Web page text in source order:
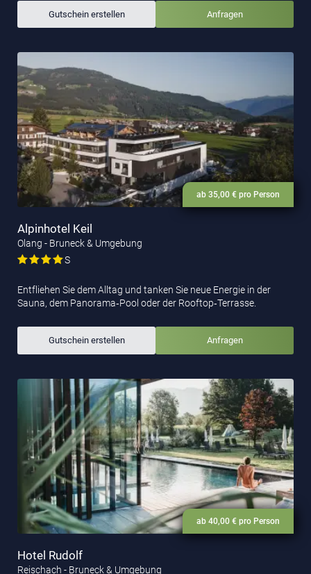
Gutschein erstellen Anfragen
ab 35,00 € pro Person
Alpinhotel Keil
Olang - Bruneck & Umgebung
S
Entfliehen Sie dem Alltag und tanken Sie neue Energie in der
Sauna, dem Panorama‑Pool oder der Rooftop‑Terrasse.
Gutschein erstellen Anfragen
ab 40,00 € pro Person
Hotel Rudolf
Reischach - Bruneck & Umgebung